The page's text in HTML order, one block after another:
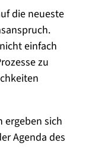
die neueste
einfach
zu
ergeben sich
Agenda des